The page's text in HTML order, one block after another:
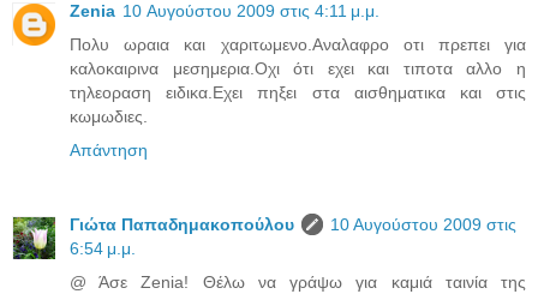
Zenia 10 Αυγούστου 2009 στις 4:11 μ.μ.
Πολυ ωραια και χαριτωμενο.Αναλαφρο οτι πρεπει για
καλοκαιρινα μεσημερια.Οχι ότι εχει και τιποτα αλλο η
τηλεοραση ειδικα.Εχει πηξει στα αισθηματικα και στις
κωμωδιες.
Απάντηση
Γιώτα Παπαδημακοπούλου
10 Αυγούστου 2009 στις
6:54 μ.μ.
@ Άσε Zenia! Θέλω να γράψω για καμιά ταινία της